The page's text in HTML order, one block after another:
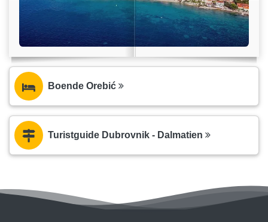
Boende Orebić
Turistguide Dubrovnik - Dalmatien